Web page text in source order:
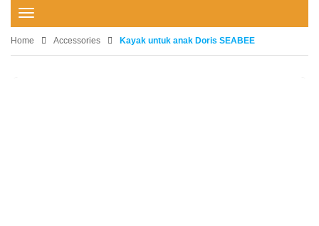
T
o
g
g
Home Accessories Kayak untuk anak Doris SEABEE